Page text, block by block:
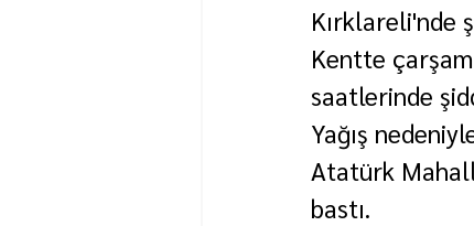
Kırklareli'nde
Kentte
saatlerinde
Yağış
Atatürk
bastı.